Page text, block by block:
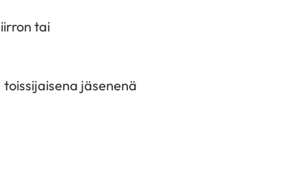
tai
jäsenenä